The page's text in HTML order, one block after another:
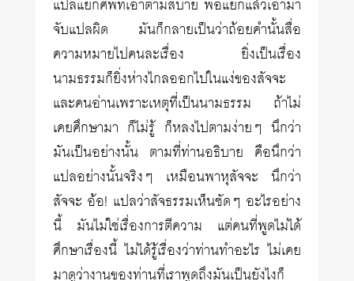
แปลแยกศัพท์เอาตามสบาย พอแยกแล้วเอามา
จับแปลผิด มันก็กลายเป็นว่าถ้อยคำนั้นสื่อ
ความหมายไปคนละเรื่อง ยิ่งเป็นเรื่อง
นามธรรมก็ยิ่งห่างไกลออกไปในแง่ของสัจจะ
และคนอ่านเพราะเหตุที่เป็นนามธรรม ถ้าไม่
เคยศึกษามา ก็ไม่รู้ ก็หลงไปตามง่ายๆ นึกว่า
มันเป็นอย่างนั้น ตามที่ท่านอธิบาย คือนึกว่า
แปลอย่างนั้นจริงๆ เหมือนพาหุสัจจะ นึกว่า
สัจจะ อ้อ! แปลว่าสัจธรรมเห็นชัดๆ อะไรอย่าง
นี้ มันไม่ใช่เรื่องการตีความ แต่คนที่พูดไม่ได้
ศึกษาเรื่องนี้ ไม่ได้รู้เรื่องว่าท่านทำอะไร ไม่เคย
มาดูว่างานของท่านที่เราพูดถึงมันเป็นยังไงก็